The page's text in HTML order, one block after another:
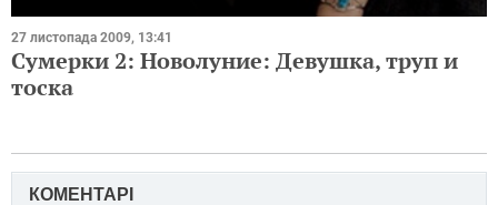
27 листопада 2009, 13:41
Сумерки 2: Новолуние: Девушка, труп и
тоска
КОМЕНТАРІ